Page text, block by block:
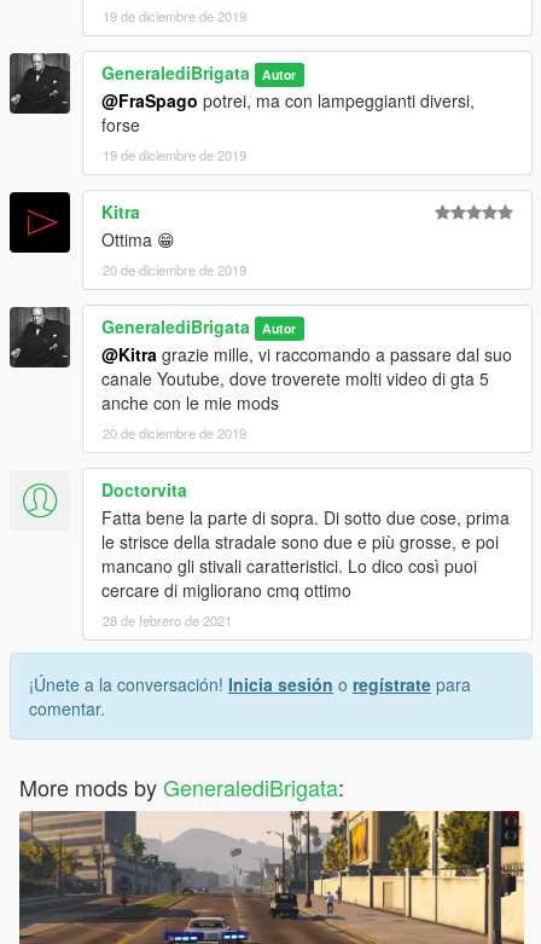
19 de diciembre de 2019
GeneralediBrigata Autor
@FraSpago potrei, ma con lampeggianti diversi,
forse
19 de diciembre de 2019
Kitra
Ottima 😁
20 de diciembre de 2019
GeneralediBrigata Autor
@Kitra grazie mille, vi raccomando a passare dal suo
canale Youtube, dove troverete molti video di gta 5
anche con le mie mods
20 de diciembre de 2019
Doctorvita
Fatta bene la parte di sopra. Di sotto due cose, prima
le strisce della stradale sono due e più grosse, e poi
mancano gli stivali caratteristici. Lo dico così puoi
cercare di migliorano cmq ottimo
28 de febrero de 2021
¡Únete a la conversación! Inicia sesión o regístrate para
comentar.
More mods byGeneralediBrigata: